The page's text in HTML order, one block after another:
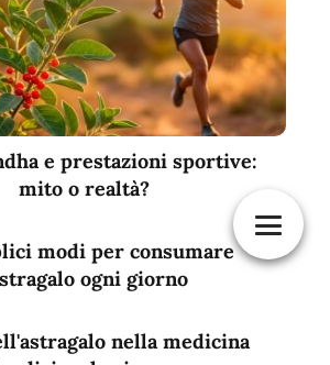
e prestazioni sportive:
mito o realtà?
modi per consumare
ogni giorno
nella medicina